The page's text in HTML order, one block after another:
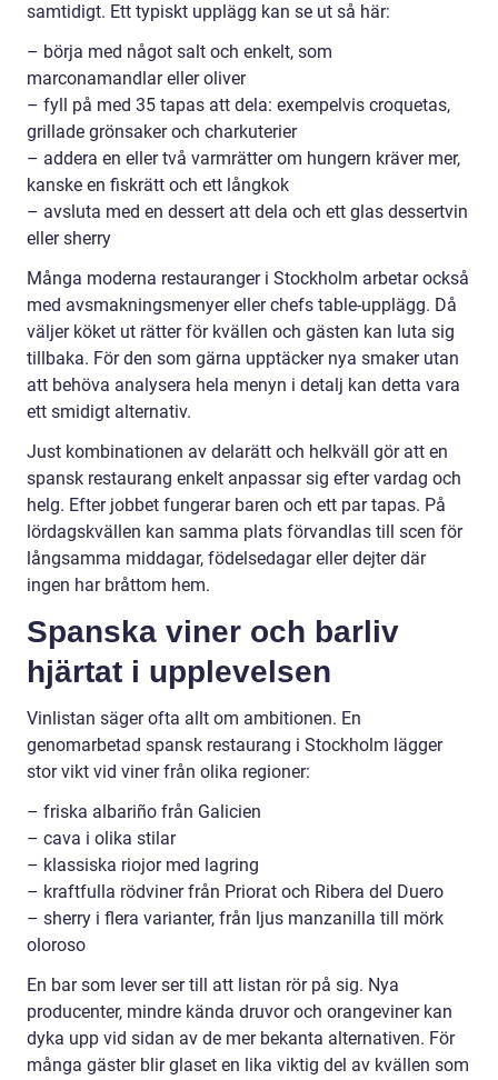
samtidigt. Ett typiskt upplägg kan se ut så här:
– börja med något salt och enkelt, som
marconamandlar eller oliver
– fyll på med 35 tapas att dela: exempelvis croquetas,
grillade grönsaker och charkuterier
– addera en eller två varmrätter om hungern kräver mer,
kanske en fiskrätt och ett långkok
– avsluta med en dessert att dela och ett glas dessertvin
eller sherry
Många moderna restauranger i Stockholm arbetar också
med avsmakningsmenyer eller chefs table-upplägg. Då
väljer köket ut rätter för kvällen och gästen kan luta sig
tillbaka. För den som gärna upptäcker nya smaker utan
att behöva analysera hela menyn i detalj kan detta vara
ett smidigt alternativ.
Just kombinationen av delarätt och helkväll gör att en
spansk restaurang enkelt anpassar sig efter vardag och
helg. Efter jobbet fungerar baren och ett par tapas. På
lördagskvällen kan samma plats förvandlas till scen för
långsamma middagar, födelsedagar eller dejter där
ingen har bråttom hem.
Spanska viner och barliv
hjärtat i upplevelsen
Vinlistan säger ofta allt om ambitionen. En
genomarbetad spansk restaurang i Stockholm lägger
stor vikt vid viner från olika regioner:
– friska albariño från Galicien
– cava i olika stilar
– klassiska riojor med lagring
– kraftfulla rödviner från Priorat och Ribera del Duero
– sherry i flera varianter, från ljus manzanilla till mörk
oloroso
En bar som lever ser till att listan rör på sig. Nya
producenter, mindre kända druvor och orangeviner kan
dyka upp vid sidan av de mer bekanta alternativen. För
många gäster blir glaset en lika viktig del av kvällen som